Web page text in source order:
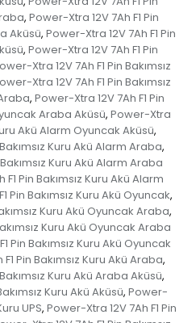
, Power-Xtra 12V 7Ah F1 Pin
Aküsü, Power-Xtra 12V 7Ah F1 Pin
, Power-Xtra 12V 7Ah F1 Pin
Xtra 12V 7Ah F1 Pin Bakımsız
Xtra 12V 7Ah F1 Pin Bakımsız
, Power-Xtra 12V 7Ah F1 Pin
Araba Aküsü, Power-Xtra
Akü Alarm Oyuncak Aküsü,
Kuru Akü Alarm Araba,
Kuru Akü Alarm Araba
Pin Bakımsız Kuru Akü Alarm
Pin Bakımsız Kuru Akü Oyuncak,
Kuru Akü Oyuncak Araba,
Kuru Akü Oyuncak Araba
Pin Bakımsız Kuru Akü Oyuncak
Pin Bakımsız Kuru Akü Araba,
Kuru Akü Araba Aküsü,
Kuru Akü Aküsü, Power-
UPS, Power-Xtra 12V 7Ah F1 Pin